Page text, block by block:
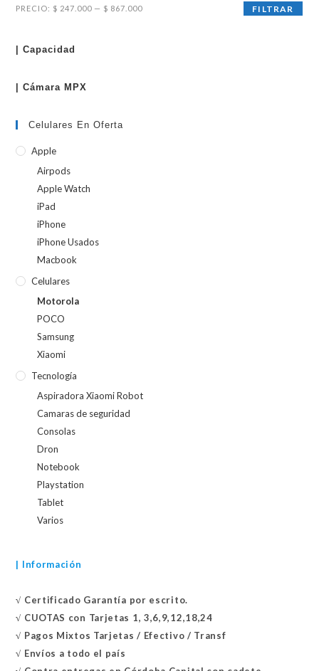
Precio
Precio
FILTRAR
PRECIO: $ 247.000 — $ 867.000
| Capacidad
| Cámara MPX
Celulares En Oferta
Apple
Airpods
Apple Watch
iPad
iPhone
iPhone Usados
Macbook
Celulares
Motorola
POCO
Samsung
Xiaomi
Tecnología
Aspiradora Xiaomi Robot
Camaras de seguridad
Consolas
Dron
Notebook
Playstation
Tablet
Varios
| Información
√ Certificado Garantía por escrito.
√ CUOTAS con Tarjetas 1, 3,6,9,12,18,24
√ Pagos Mixtos Tarjetas / Efectivo / Transf
√ Envíos a todo el país